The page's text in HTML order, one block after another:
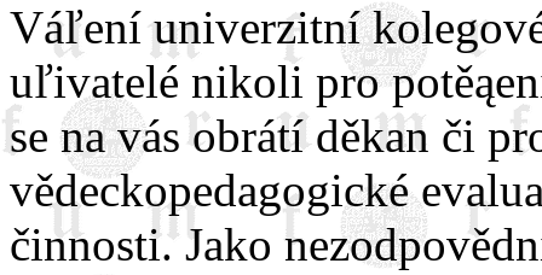
Váľení univerzitní
uľivatelé nikoli pro
se na vás obrátí děkan či
vědeckopedagogické
činnosti. Jako